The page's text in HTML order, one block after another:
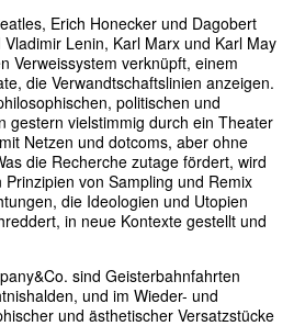
Erich Honecker und Dagobert
Lenin, Karl Marx und Karl May
Verweissystem verknüpft, einem
die Verwandtschaftslinien anzeigen.
politischen und
gestern vielstimmig durch ein Theater
Netzen und dotcoms, aber ohne
die Recherche zutage fördert, wird
von Sampling und Remix
die Ideologien und Utopien
in neue Kontexte gestellt und
sind Geisterbahnfahrten
und im Wieder- und
und ästhetischer Versatzstücke